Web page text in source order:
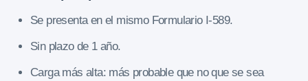
Se presenta en el mismo Formulario I-589.
Sin plazo de 1 año.
Carga más alta: más probable que no que se sea